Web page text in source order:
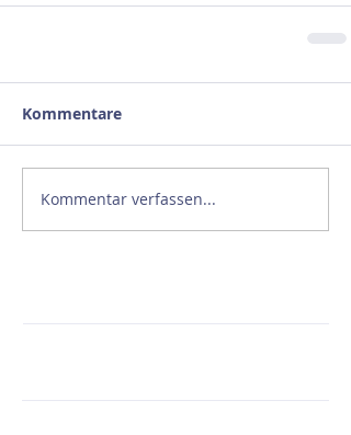
Kommentare
Kommentar verfassen...